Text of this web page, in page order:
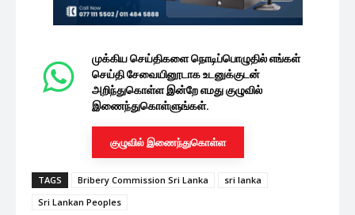
முக்கிய செய்திகளை நொடிப்பொழுதில் எங்கள்
செய்தி சேவையினூடாக உடனுக்குடன்
அறிந்துகொள்ள இன்றே எமது குழுவில்
இணைந்துகொள்ளுங்கள்.
குழுவில் இணைந்துகொள்ள
TAGS Bribery Commission Sri Lanka
sri lanka
Sri Lankan Peoples